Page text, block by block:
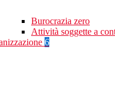
Burocrazia zero
Attività soggette a
6